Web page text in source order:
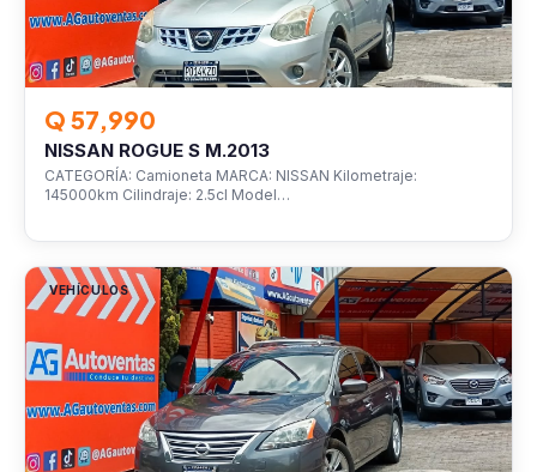
Q 57,990
NISSAN ROGUE S M.2013
CATEGORÍA: Camioneta MARCA: NISSAN Kilometraje:
145000km Cilindraje: 2.5cl Model…
VEHÍCULOS